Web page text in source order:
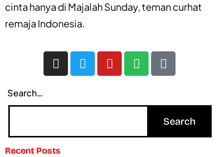
cinta hanya di Majalah Sunday, teman curhat
remaja Indonesia.
Search…
Recent Posts